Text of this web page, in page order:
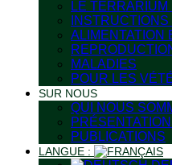
LE TERRARIUM
ALIMENTATION
MALADIES
POUR LES
SUR NOUS
QUI NOUS
PUBLICATIONS
LANGUE :